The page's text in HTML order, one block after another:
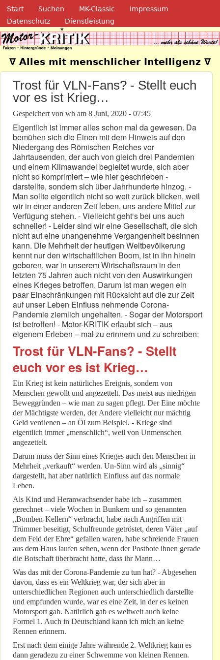
Direkt zum Inhalt
Navigation
Start Suchen MK-Classic
Impressum
Datenschutz
Dienstleistung
Motor-Kritik.de
∇ Alles mit menschlicher Intelligenz ∇
Trost für VLN-Fans? - Stellt euch
vor es ist Krieg…
Gespeichert von wh am 8 Juni, 2020 - 07:45
Eigentlich ist immer alles schon mal da gewesen. Da
bemühen sich die Einen mit dem Hinweis auf den
Niedergang des Römischen Reiches vor
Jahrtausenden, der auch von gleich drei Pandemien
und einem Klimawandel begleitet wurde, sich aber
nicht so komprimiert – wie hier geschrieben -
darstellte, sondern sich über Jahrhunderte hinzog. -
Man sollte eigentlich nicht so weit zurück blicken, weil
wir in einer anderen Zeit leben, uns andere Mittel zur
Verfügung stehen. - Vielleicht geht‘s bei uns auch
schneller! - Leider sind wir eine Gesellschaft, die sich
nicht auf eine unangenehme Vergangenheit besinnen
kann. Die Mehrheit der heutigen Weltbevölkerung
kennt nur den wirtschaftlichen Boom, ist in ihn hinein
geboren, war in unserem Wirtschaftsraum in den
letzten 75 Jahren auch nicht von den Auswirkungen
eines Krieges betroffen. Darum ist man wegen ein
paar Einschränkungen mit Rücksicht auf die zur Zeit
auf unser Leben Einfluss nehmende Corona-
Pandemie ziemlich ungehalten. - Sogar der Motorsport
ist betroffen! - Motor-KRITIK erlaubt sich – aus
eigenem Erleben – mal zu erinnern und zu schreiben:
Trost für VLN-Fans? - Stellt
euch vor es ist Krieg…
Ein Krieg ist kein natürliches Ereignis, sondern von
Menschen gewollt und angezettelt. Das meist aus niedrigen
Beweggründen – wie man zu sagen pflegt. Der Eine möchte
der Mächtigste werden, der Andere vielleicht nur mächtig
Geld verdienen – an Öl zum Beispiel. - Kriege sind
eigentlich immer „menschlich“, weil von Unmenschen
angezettelt.
Darum muss der Sinn eines Krieges auch den Menschen in
Mehrheit „verkauft“ werden. Un-Sinn wird als „sinnig“
dargestellt, hat aber natürlich Einfluss auf das normale
Leben.
Als Kind und Heranwachsender habe ich – zusammen
gerechnet – viele Wochen in Bunkern und so genannten
„Bomben-Kellern“ verbracht, habe nach Angriffen mit
Trümmer beseitigt, Schulfreunde getröstet, deren Väter „auf
dem Feld der Ehre“ gefallen waren, habe schreiende Frauen
aus dem Haus laufen sehen, wenn der Postbote ihnen gerade
die Botschaft überbracht hatte, dass ihr Mann…
Was das mit der Corona-Pandemie zu tun hat? - Abgesehen
davon, dass es ein Weltkrieg war, der sich aber in
unterschiedlichen Regionen auch unterschiedlich darstellte
und empfunden wurde, war es eine Zeit, in der es keinen
Motorsport gab. Natürlich gab es weltweit auch keine
Formel 1. Auch in Deutschland kann ich mich an keine
Rennen erinnern.
Erst nach dem einige Jahre währende 2. Weltkrieg kam es
dann geradezu zu einer Schwemme von kleinen Rennen.